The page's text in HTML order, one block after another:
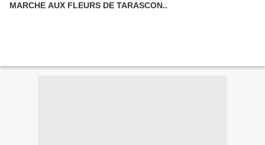
MARCHE AUX FLEURS DE TARASCON..